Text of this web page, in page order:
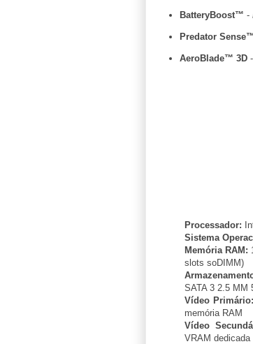
BatteryBoost™ -
Predator
AeroBlade™ 3D-
Processador:
Sistema
Memória RAM:
slots soDIMM)
SATA 3 2.5 MM
Vídeo Primário:
memória RAM
Vídeo
VRAM dedicada